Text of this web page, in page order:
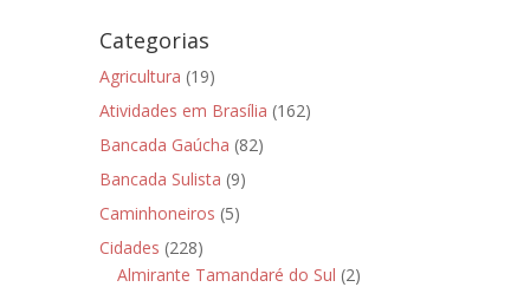
Categorias
Agricultura (19)
Atividades em Brasília (162)
Bancada Gaúcha (82)
Bancada Sulista (9)
Caminhoneiros (5)
Cidades (228)
Almirante Tamandaré do Sul (2)